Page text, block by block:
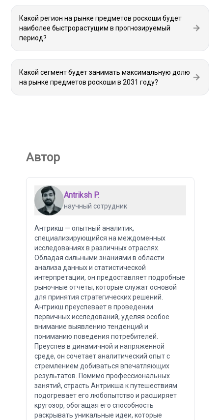
Какой регион на рынке предметов роскоши будет
наиболее быстрорастущим в прогнозируемый
период?
Какой сегмент будет занимать максимальную долю
на рынке предметов роскоши в 2031 году?
Автор
Antriksh P.
научный сотрудник
Антрикш — опытный аналитик,
специализирующийся на междоменных
исследованиях в различных отраслях.
Обладая сильными знаниями в области
анализа данных и статистической
интерпретации, он предоставляет подробные
рыночные отчеты, которые служат основой
для принятия стратегических решений.
Антрикш преуспевает в проведении
первичных исследований, уделяя особое
внимание выявлению тенденций и
пониманию поведения потребителей.
Преуспев в динамичной и напряженной
среде, он сочетает аналитический опыт с
стремлением добиваться впечатляющих
результатов. Помимо профессиональных
занятий, страсть Антрикша к путешествиям
подогревает его любопытство и расширяет
кругозор, обогащая его способность
раскрывать уникальные идеи, которые